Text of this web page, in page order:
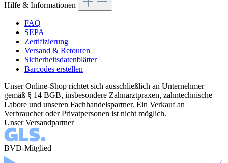
Hilfe & Informationen
FAQ
SEPA
Zertifizierung
Versand & Retouren
Sicherheitsdatenblätter
Barcodes erstellen
Unser Online-Shop richtet sich ausschließlich an Unternehmer
gemäß § 14 BGB, insbesondere Zahnarztpraxen, zahntechnische
Labore und unseren Fachhandelspartner. Ein Verkauf an
Verbraucher oder Privatpersonen ist nicht möglich.
Unser Versandpartner
BVD-Mitglied